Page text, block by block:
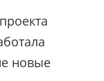
новые